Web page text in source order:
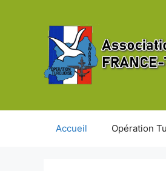
Accueil Opération